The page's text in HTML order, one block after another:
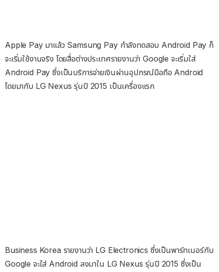
Apple Pay มาแล้ว Samsung Pay กำลังทดสอบ Android Pay ก็
จะเริ่มใช้งานจริง โดยสื่อต่างประเทศรายงานว่า Google จะเริ่มใส่
Android Pay ซึ่งเป็นบริการจ่ายเงินผ่านอุปกรณ์มือถือ Android
โดยมากับ LG Nexus รุ่นปี 2015 เป็นเครื่องแรก
Business Korea รายงานว่า LG Electronics ซึ่งเป็นพาร์ทเนอร์กับ
Google จะใส่ Android ลงมาใน LG Nexus รุ่นปี 2015 ซึ่งเป็น